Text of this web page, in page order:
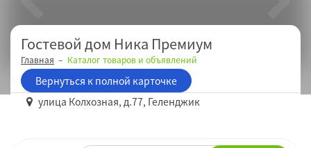
Гостевой дом Ника Премиум
Главная Каталог товаров и объявлений
Вернуться к полной карточке
улица Колхозная, д.77, Геленджик